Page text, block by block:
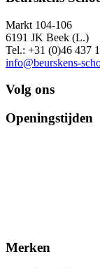
Markt 104-106
6191 JK Beek (L.)
Tel.: +31 (0)46 437
info@beurskens-
Volg ons
Openingstijden
Merken